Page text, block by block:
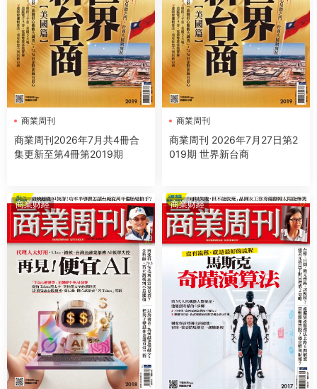
商業周刊
商業周刊2026年7月共4冊合
集更新至第4冊第2019期
商業周刊
商業周刊 2026年7月27日第2
019期 世界新台商
商業财經 商業财經